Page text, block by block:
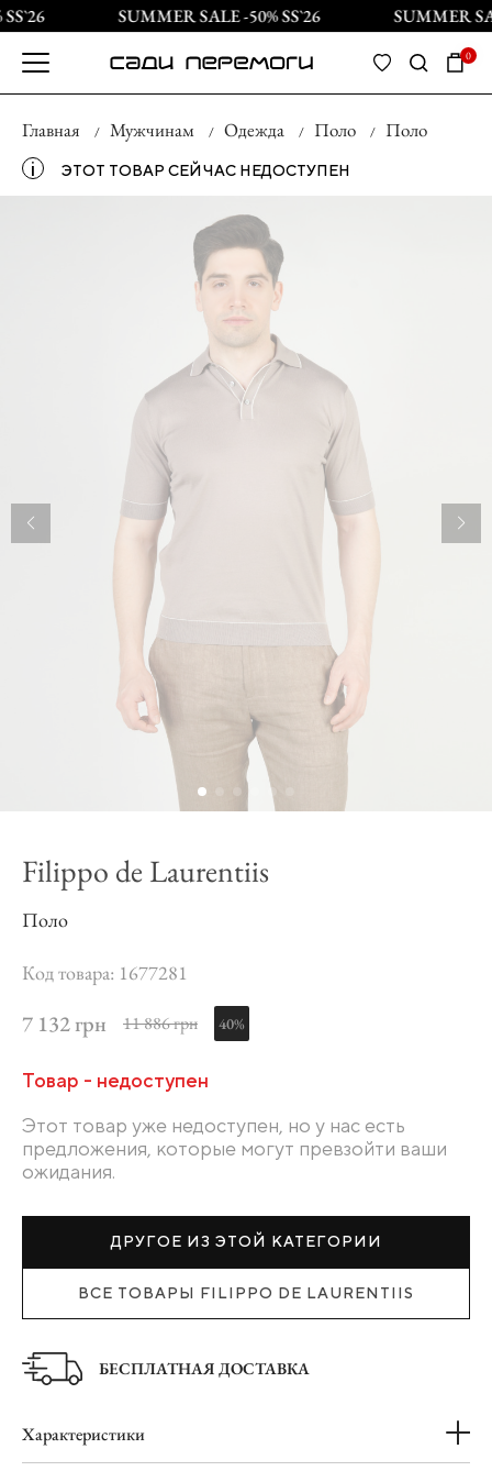
SUMMER SALE -50% SS`26 SUMMER
0
Главная Мужчинам Одежда Поло Поло
і ЭТОТ ТОВАР СЕЙЧАС НЕДОСТУПЕН
Filippo de Laurentiis
Поло
Код товара: 1677281
7 132 грн 11 886 грн 40%
Товар - недоступен
Этот товар уже недоступен, но у нас есть
предложения, которые могут превзойти ваши
ожидания.
ДРУГОЕ ИЗ ЭТОЙ КАТЕГОРИИ
ВСЕ ТОВАРЫ FILIPPO DE LAURENTIIS
БЕСПЛАТНАЯ ДОСТАВКА
Характеристики